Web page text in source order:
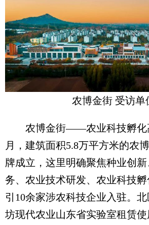
农博金街 受访单
农博金街——农业科技孵化
月，建筑面积5.8万平方米的农
牌成立，这里明确聚焦种业创
务、农业技术研发、农业科技
引10余家涉农科技企业入驻。
坊现代农业山东省实验室租赁